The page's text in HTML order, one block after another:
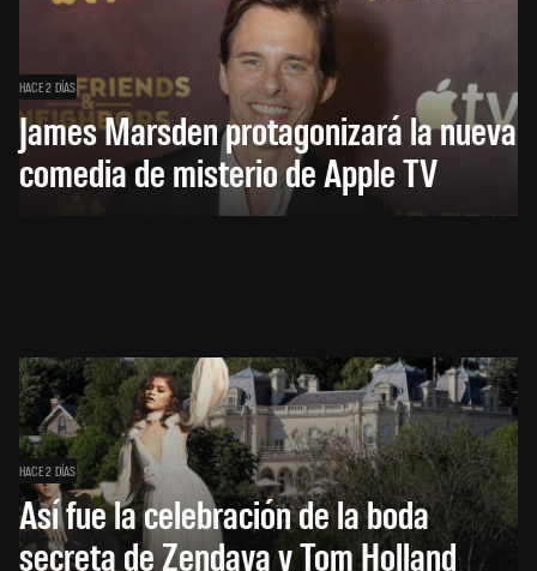
HACE 2 DÍAS
James Marsden protagonizará la nueva
comedia de misterio de Apple TV
HACE 2 DÍAS
Así fue la celebración de la boda
secreta de Zendaya y Tom Holland